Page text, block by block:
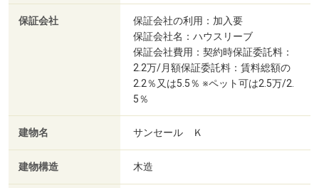
保証会社
保証会社の利用：加入要
保証会社名：ハウスリーブ
保証会社費用：契約時保証委託料：
2.2万/月額保証委託料：賃料総額の
2.2％又は5.5％ ※ペット可は2.5万/2.
5％
建物名 サンセール Ｋ
建物構造 木造